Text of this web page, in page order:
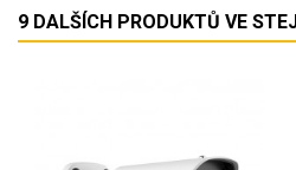
9 DALŠÍCH PRODUKTŮ VE